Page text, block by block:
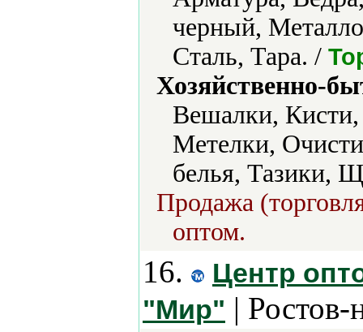
черный,
Сталь, Тара. /
Хозяйственно-
Вешалки,
Метелки,
белья, Тазики,
Продажа
оптом.
16.
Центр
"Мир" |